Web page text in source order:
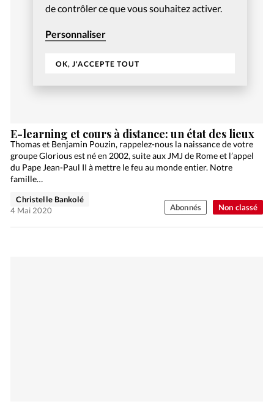
de contrôler ce que vous souhaitez activer.
Personnaliser
OK, J'ACCEPTE TOUT
Non classé
E-learning et cours à distance: un état des lieux
Thomas et Benjamin Pouzin, rappelez-nous la naissance de votre
groupe Glorious est né en 2002, suite aux JMJ de Rome et l’appel
du Pape Jean-Paul II à mettre le feu au monde entier. Notre
famille…
Christelle Bankolé
4 Mai 2020
Abonnés